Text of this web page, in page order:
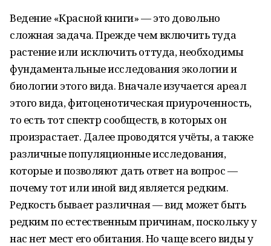
Ведение «Красной книги» — это довольно
сложная задача. Прежде чем включить туда
растение или исключить оттуда, необходимы
фундаментальные исследования экологии и
биологии этого вида. Вначале изучается ареал
этого вида, фитоценотическая приуроченность,
то есть тот спектр сообществ, в которых он
произрастает. Далее проводятся учёты, а также
различные популяционные исследования,
которые и позволяют дать ответ на вопрос —
почему тот или иной вид является редким.
Редкость бывает различная — вид может быть
редким по естественным причинам, поскольку у
нас нет мест его обитания. Но чаще всего виды у